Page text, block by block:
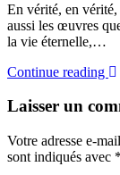
En vérité, en
aussi les œuvres
la vie éternelle,…
Continue reading
Laisser un
Votre adresse e-
sont indiqués avec *